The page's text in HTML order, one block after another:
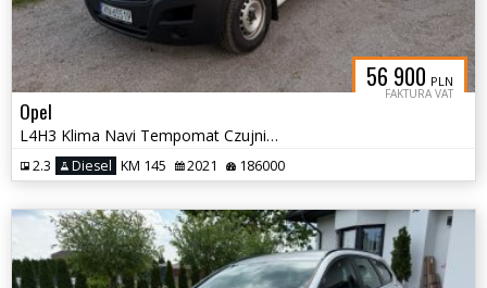
56 900 PLN
FAKTURA VAT
Opel
L4H3 Klima Navi Tempomat Czujniki Pierwszy właściciel
2.3 Diesel KM 145 2021 186000